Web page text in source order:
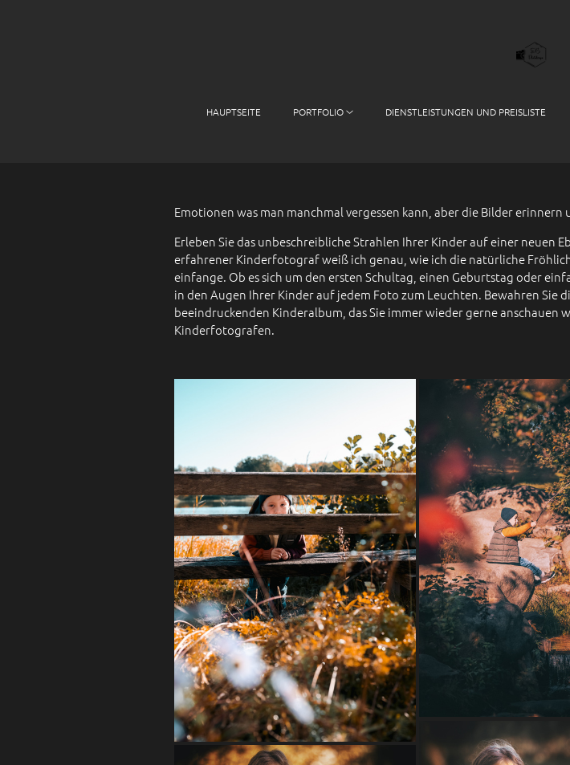
HAUPTSEITE PORTFOLIO DIENSTLEISTUNGEN UND PREISLISTE
Emotionen was man manchmal vergessen kann, aber die Bilder
Erleben Sie das unbeschreibliche Strahlen Ihrer Kinder auf einer neuen
erfahrener Kinderfotograf weiß ich genau, wie ich die natürliche
einfange. Ob es sich um den ersten Schultag, einen Geburtstag oder
in den Augen Ihrer Kinder auf jedem Foto zum Leuchten. Bewahren
beeindruckenden Kinderalbum, das Sie immer wieder gerne anschauen
Kinderfotografen.